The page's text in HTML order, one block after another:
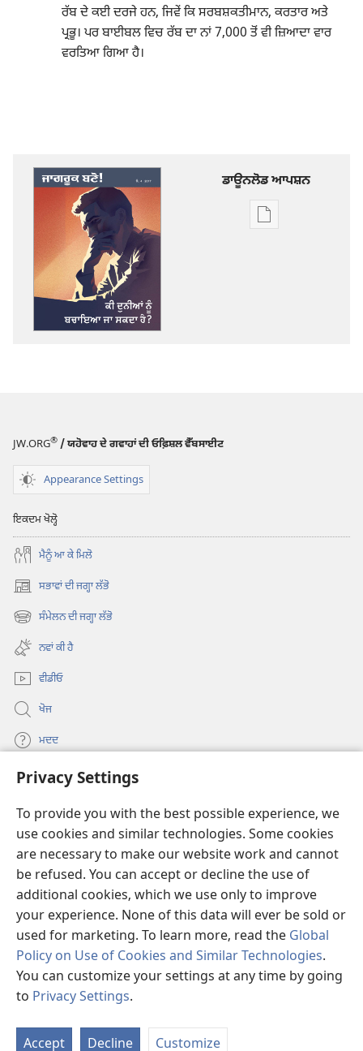
Privacy Settings
To provide you with the best possible experience, we
use cookies and similar technologies. Some cookies
are necessary to make our website work and cannot
be refused. You can accept or decline the use of
additional cookies, which we use only to improve
your experience. None of this data will ever be sold or
used for marketing. To learn more, read the Global
Policy on Use of Cookies and Similar Technologies.
You can customize your settings at any time by going
to Privacy Settings.
Accept Decline Customize
ਰੱਬ ਦੇ ਕਈ ਦਰਜੇ ਹਨ, ਜਿਵੇਂ ਕਿ ਸਰਬਸ਼ਕਤੀਮਾਨ, ਕਰਤਾਰ ਅਤੇ
ਪ੍ਰਭੂ। ਪਰ ਬਾਈਬਲ ਵਿਚ ਰੱਬ ਦਾ ਨਾਂ 7,000 ਤੋਂ ਵੀ ਜ਼ਿਆਦਾ ਵਾਰ
ਵਰਤਿਆ ਗਿਆ ਹੈ।
ਡਾਊਨਲੋਡ ਆਪਸ਼ਨ
ਡਿਜੀਟਲ
JW.ORG® / ਯਹੋਵਾਹ ਦੇ ਗਵਾਹਾਂ ਦੀ ਓਫ਼ਿਸ਼ਲ ਵੈੱਬਸਾਈਟ
Appearance Settings
ਇਕਦਮ ਖੋਲ੍ਹੋ
ਮੈਨੂੰ ਆ ਕੇ ਮਿਲੋ
ਸਭਾਵਾਂ ਦੀ ਜਗ੍ਹਾ ਲੱਭੋ
(opens
new ਸੰਮੇਲਨ ਦੀ ਜਗ੍ਹਾ ਲੱਭੋ
(opens
new
window)
ਨਵਾਂ ਕੀ ਹੈ
ਵੀਡੀਓ
ਖੋਜ
ਮਦਦ
ਦਾਨ
new
window)Watchtower ONLINE LIBRARY™
(opens
new
window)JW Hub
(opens
new
window)
®
Copyright© 2026 Watch Tower Bible and Tract Society of Pennsylvania.
ਵਰਤੋਂ ਦੀਆਂ ਸ਼ਰਤਾਂ